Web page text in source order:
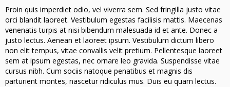
Proin quis imperdiet odio, vel viverra sem. Sed fringilla justo vitae
orci blandit laoreet. Vestibulum egestas facilisis mattis. Maecenas
venenatis turpis at nisi bibendum malesuada id et ante. Donec a
justo lectus. Aenean et laoreet ipsum. Vestibulum dictum libero
non elit tempus, vitae convallis velit pretium. Pellentesque laoreet
sem at ipsum egestas, nec ornare leo gravida. Suspendisse vitae
cursus nibh. Cum sociis natoque penatibus et magnis dis
parturient montes, nascetur ridiculus mus. Duis eu quam lectus.